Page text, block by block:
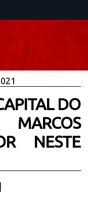
DO
NESTE